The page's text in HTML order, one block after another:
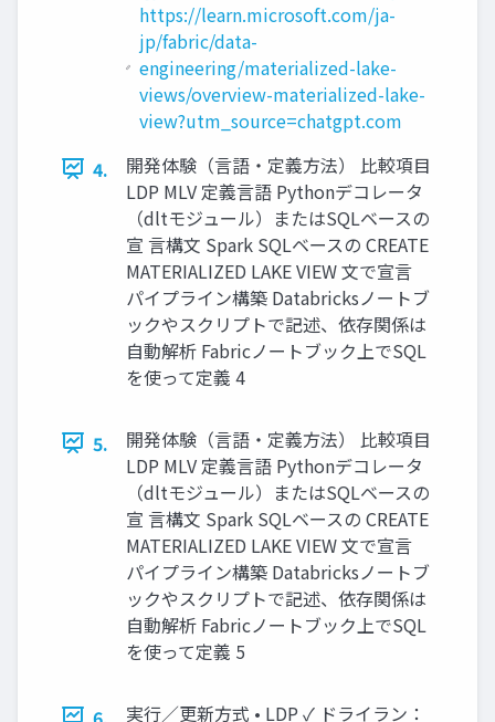
https://learn.microsoft.com/ja-
jp/fabric/data-
engineering/materialized-lake-
views/overview-materialized-lake-
view?utm_source=chatgpt.com
4.
開発体験（言語・定義方法） 比較項目
LDP MLV 定義言語 Pythonデコレータ
（dltモジュール）またはSQLベースの
宣 言構文 Spark SQLベースの CREATE
MATERIALIZED LAKE VIEW 文で宣言
パイプライン構築 Databricksノートブ
ックやスクリプトで記述、依存関係は
自動解析 Fabricノートブック上でSQL
を使って定義 4
5.
開発体験（言語・定義方法） 比較項目
LDP MLV 定義言語 Pythonデコレータ
（dltモジュール）またはSQLベースの
宣 言構文 Spark SQLベースの CREATE
MATERIALIZED LAKE VIEW 文で宣言
パイプライン構築 Databricksノートブ
ックやスクリプトで記述、依存関係は
自動解析 Fabricノートブック上でSQL
を使って定義 5
実行／更新方式 • LDP ✓ ドライラン：